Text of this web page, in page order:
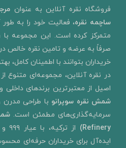
​فروشگاه نقره آنلاین به‌ عنوان
ساچمه نقره، فعالیت خود را به‌ طور
متمرکز کرده است. این مجموعه با
صرفاً به عرضه و تامین نقره خالص
خریداران بتوانند با اطمینان کامل،
در نقره آنلاین، مجموعه‌ای
اصیل از معتبرترین برندهای
شمش نقره سوپرانو با طراحی مدرن
سرمایه‌گذاری‌های مطمئن است.
Refinery)
از
ایده‌آل برای خریداران حرفه‌ای